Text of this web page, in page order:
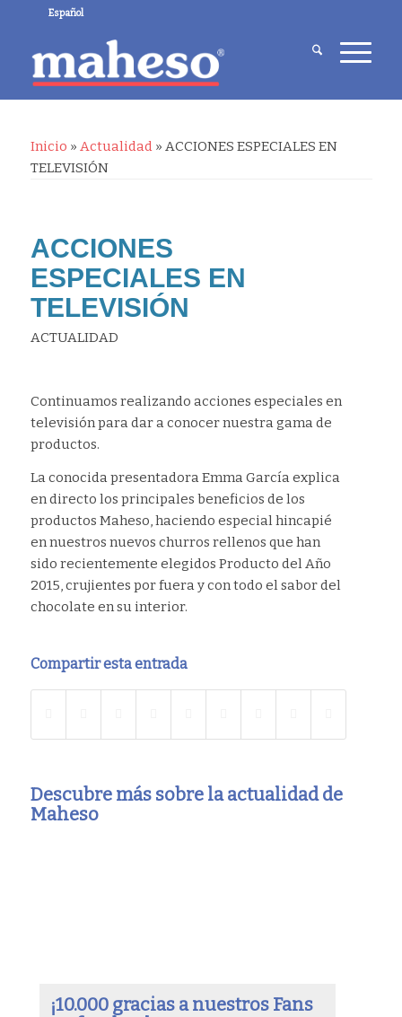
Español
Inicio » Actualidad» ACCIONES ESPECIALES EN
TELEVISIÓN
ACCIONES
ESPECIALES EN
TELEVISIÓN
ACTUALIDAD
Continuamos realizando acciones especiales en
televisión para dar a conocer nuestra gama de
productos.
La conocida presentadora Emma García explica
en directo los principales beneficios de los
productos Maheso, haciendo especial hincapié
en nuestros nuevos churros rellenos que han
sido recientemente elegidos Producto del Año
2015, crujientes por fuera y con todo el sabor del
chocolate en su interior.
Compartir esta entrada
Descubre más sobre la actualidad de
Maheso
¡10.000 gracias a nuestros Fans